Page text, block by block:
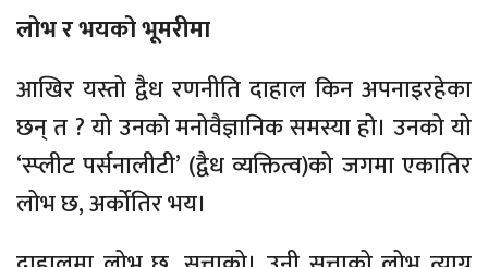
लोभ र भयको भूमरीमा
आखिर यस्तो द्वैध रणनीति दाहाल किन अपनाइरहेका
छन् त ? यो उनको मनोवैज्ञानिक समस्या हो। उनको यो
‘स्प्लीट पर्सनालीटी’ (द्वैध व्यक्तित्व)को जगमा एकातिर
लोभ छ, अर्कोतिर भय।